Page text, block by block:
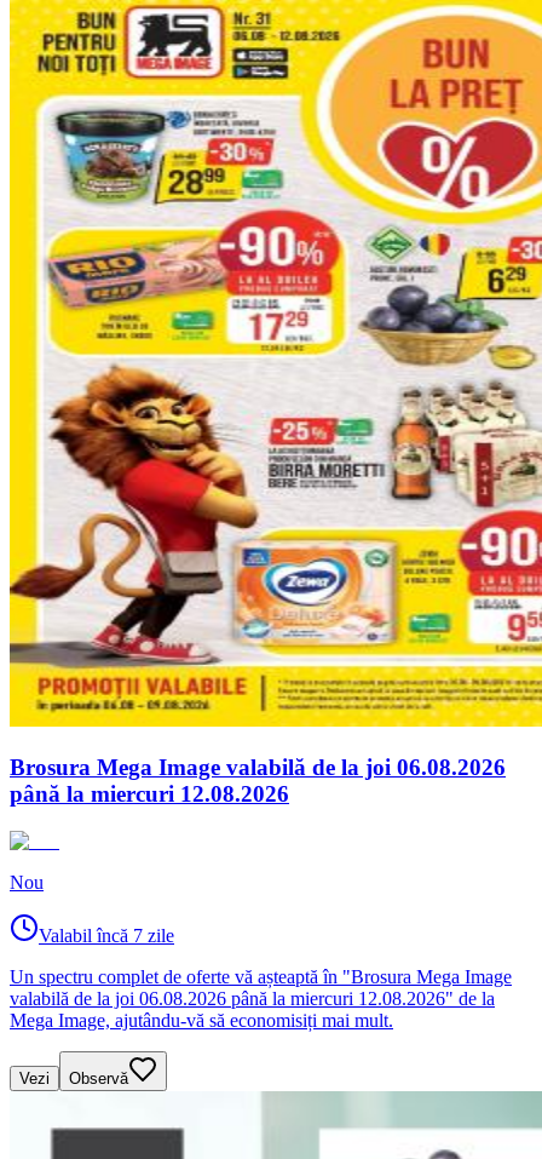
Brosura Mega Image valabilă de la joi 06.08.2026
până la miercuri 12.08.2026
Nou
Valabil încă 7 zile
Un spectru complet de oferte vă așteaptă în "Brosura Mega Image
valabilă de la joi 06.08.2026 până la miercuri 12.08.2026" de la
Mega Image, ajutându-vă să economisiți mai mult.
Vezi Observă